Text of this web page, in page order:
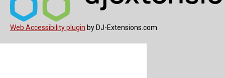
Web Accessibility plugin by DJ-Extensions.com